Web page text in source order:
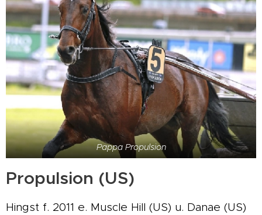
Pappa Propulsion
Propulsion (US)
Hingst f. 2011 e. Muscle Hill (US) u. Danae (US)